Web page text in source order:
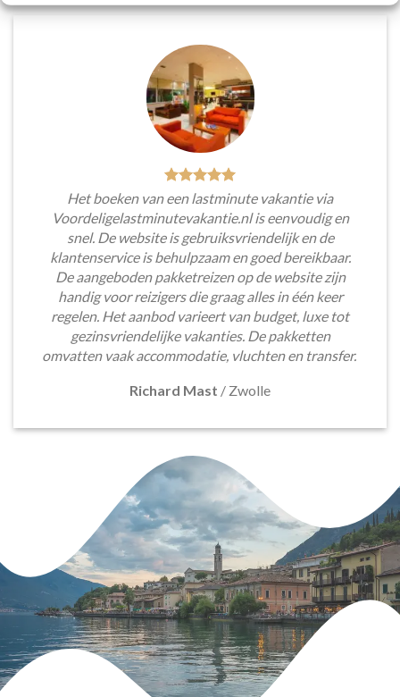
Het boeken van een lastminute vakantie via
Voordeligelastminutevakantie.nl is eenvoudig en
snel. De website is gebruiksvriendelijk en de
klantenservice is behulpzaam en goed bereikbaar.
De aangeboden pakketreizen op de website zijn
handig voor reizigers die graag alles in één keer
regelen. Het aanbod varieert van budget, luxe tot
gezinsvriendelijke vakanties. De pakketten
omvatten vaak accommodatie, vluchten en transfer.
Richard Mast / Zwolle